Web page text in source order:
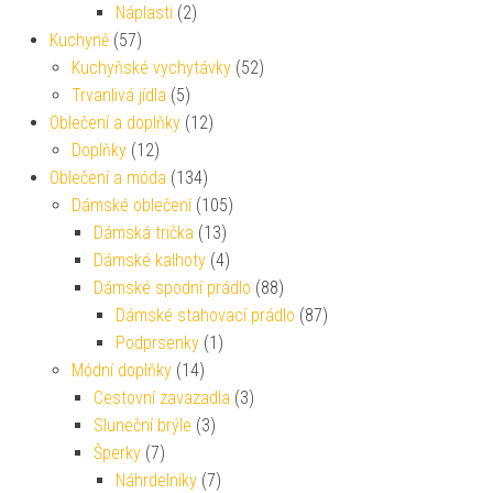
Náplasti (2)
Kuchyně (57)
Kuchyňské vychytávky (52)
Trvanlivá jídla (5)
Oblečení a doplňky (12)
Doplňky (12)
Oblečení a móda (134)
Dámské oblečení (105)
Dámská trička (13)
Dámské kalhoty (4)
Dámské spodní prádlo (88)
Dámské stahovací prádlo (87)
Podprsenky (1)
Módní doplňky (14)
Cestovní zavazadla (3)
Sluneční brýle (3)
Šperky (7)
Náhrdelníky (7)